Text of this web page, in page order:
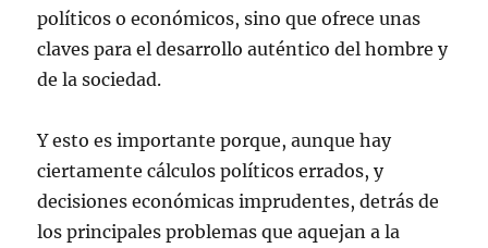
políticos o económicos, sino que ofrece unas
claves para el desarrollo auténtico del hombre y
de la sociedad.
Y esto es importante porque, aunque hay
ciertamente cálculos políticos errados, y
decisiones económicas imprudentes, detrás de
los principales problemas que aquejan a la